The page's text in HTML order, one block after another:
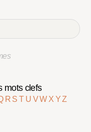
mots clefs
R ST U VW X YZ